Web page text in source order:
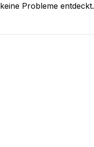
Probleme entdeckt.